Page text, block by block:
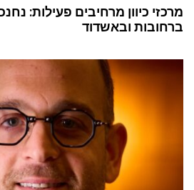
מרכזי כיוון מרחיבים פעילות:
ברחובות ובאשדוד